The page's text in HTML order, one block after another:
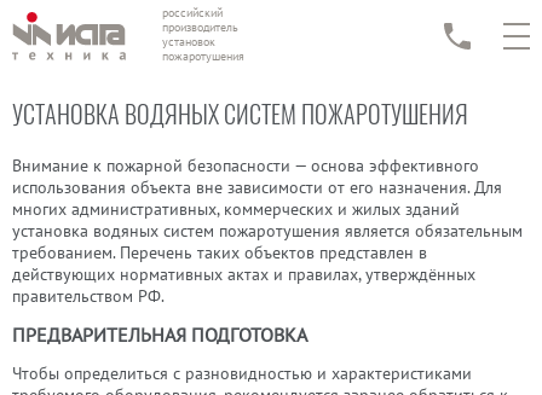
российский
производитель
установок
пожаротушения
УСТАНОВКА ВОДЯНЫХ СИСТЕМ ПОЖАРОТУШЕНИЯ
Внимание к пожарной безопасности — основа эффективного
использования объекта вне зависимости от его назначения. Для
многих административных, коммерческих и жилых зданий
установка водяных систем пожаротушения является обязательным
требованием. Перечень таких объектов представлен в
действующих нормативных актах и правилах, утверждённых
правительством РФ.
ПРЕДВАРИТЕЛЬНАЯ ПОДГОТОВКА
Чтобы определиться с разновидностью и характеристиками